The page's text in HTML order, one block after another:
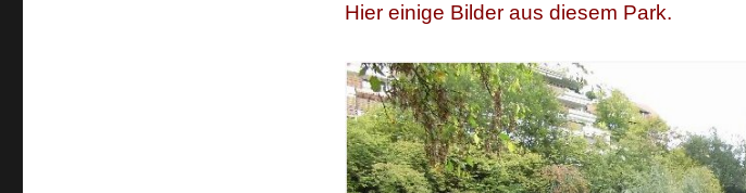
Hier einige Bilder aus diesem Park.